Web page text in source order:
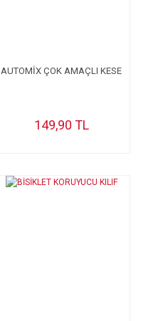
AUTOMİX ÇOK AMAÇLI KESE
149,90 TL